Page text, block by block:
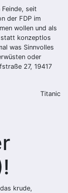
seit
der FDP im
wollen und als
statt konzeptlos
was Sinnvolles
oder
27, 19417
Titanic
krude,